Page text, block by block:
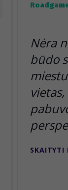
Nėra
būdo
SKAITYTI